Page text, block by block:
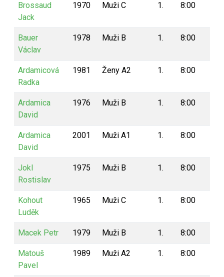
Brossaud
Jack
1970 Muži C 1. 8:00
Bauer
Václav
1978 Muži B 1. 8:00
Ardamicová
Radka
1981 Ženy A2 1. 8:00
Ardamica
David
1976 Muži B 1. 8:00
Ardamica
David
2001 Muži A1 1. 8:00
Jokl
Rostislav
1975 Muži B 1. 8:00
Kohout
Luděk
1965 Muži C 1. 8:00
Macek Petr 1979 Muži B 1. 8:00
Matouš
Pavel
1989 Muži A2 1. 8:00